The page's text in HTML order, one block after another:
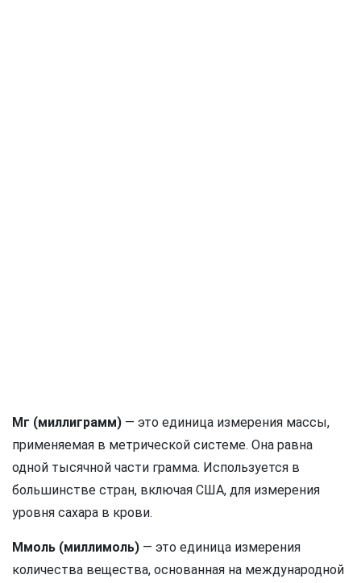
Мг (миллиграмм) — это единица измерения массы,
применяемая в метрической системе. Она равна
одной тысячной части грамма. Используется в
большинстве стран, включая США, для измерения
уровня сахара в крови.
Ммоль (миллимоль) — это единица измерения
количества вещества, основанная на международной